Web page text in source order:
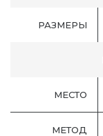
РАЗМЕРЫ
МЕСТО
МЕТОД